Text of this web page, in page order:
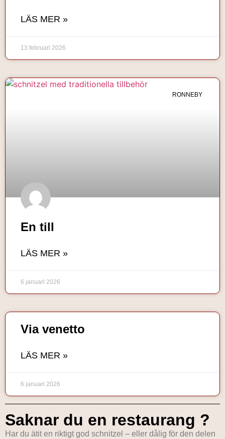
LÄS MER »
13 februari 2026
RONNEBY
En till
LÄS MER »
6 januari 2026
Via venetto
LÄS MER »
6 januari 2026
Saknar du en restaurang ?
Har du ätit en riktigt god schnitzel – eller dålig för den delen